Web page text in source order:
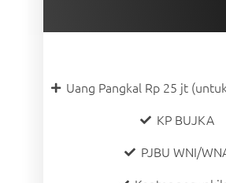
Uang Pangkal Rp 25 jt
KP BUJKA
PJBU WNI/